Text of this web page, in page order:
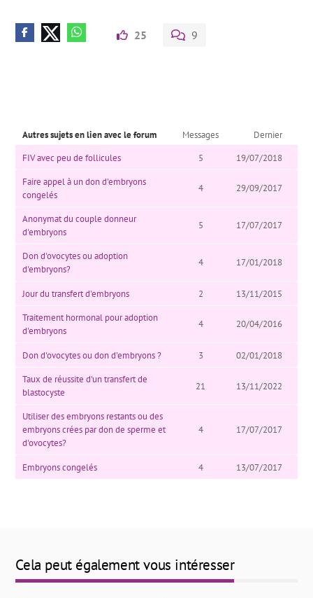
25 9
Autres sujets en lien avec le forum Messages
Dernier
FIV avec peu de follicules
5
19/07/2018
Faire appel à un don d'embryons
congelés
4 29/09/2017
Anonymat du couple donneur
d'embryons
5 17/07/2017
Don d'ovocytes ou adoption
d'embryons?
4 17/01/2018
Jour du transfert d'embryons 2
13/11/2015
Traitement hormonal pour adoption
d'embryons
4 20/04/2016
Don d'ovocytes ou don d'embryons ? 3
02/01/2018
Taux de réussite d'un transfert de
blastocyste
21 13/11/2022
Utiliser des embryons restants ou des
embryons crées par don de sperme et
d'ovocytes?
4 17/07/2017
Embryons congelés 4 13/07/2017
Cela peut également vous intéresser